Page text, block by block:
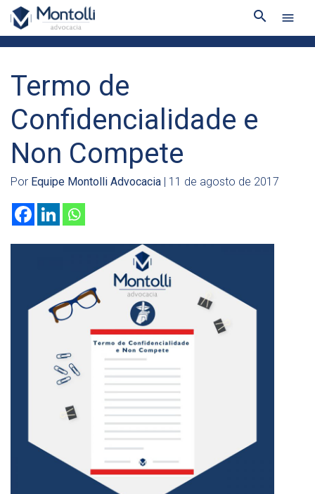
search menu
Termo de
Confidencialidade e
Non Compete
Por Equipe Montolli Advocacia | 11 de agosto de 2017